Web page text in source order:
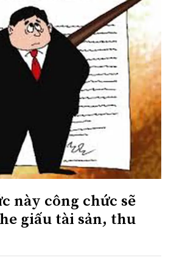
này công chức sẽ
giấu tài sản, thu